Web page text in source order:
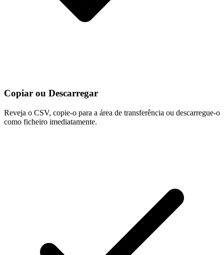
Copiar ou Descarregar
Reveja o CSV, copie-o para a área de transferência ou descarregue-o
como ficheiro imediatamente.